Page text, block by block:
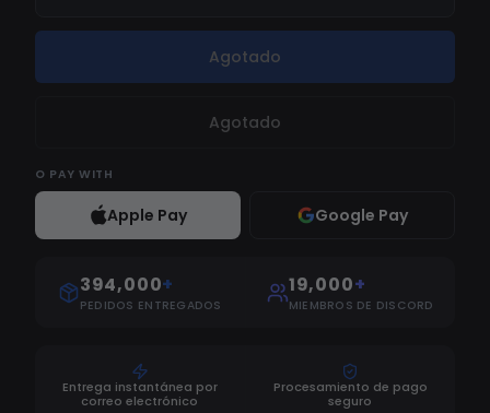
Agotado
Agotado
O PAY WITH
Apple Pay Google Pay
394,000+
PEDIDOS ENTREGADOS
19,000+
MIEMBROS DE DISCORD
Entrega instantánea por
correo electrónico
Procesamiento de pago
seguro